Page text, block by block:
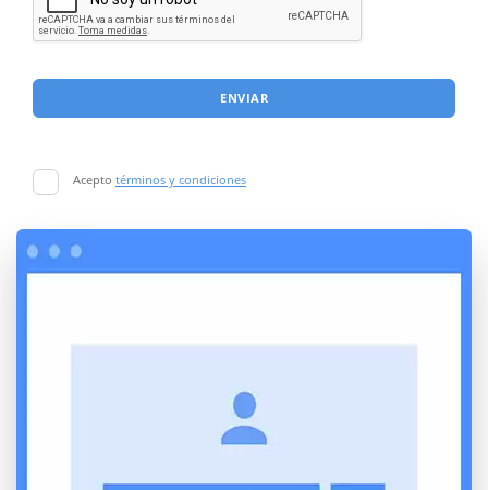
ENVIAR
Acepto términos y condiciones